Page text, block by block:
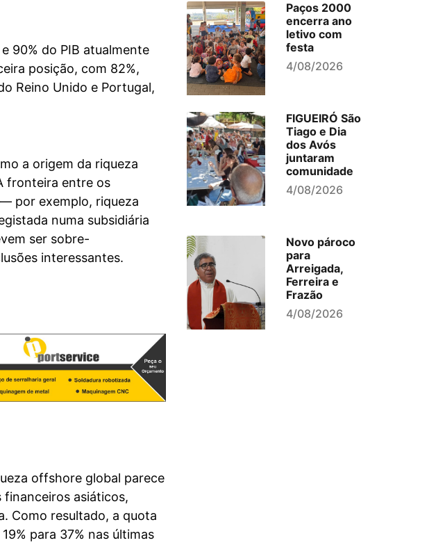
90% do PIB atualmente
posição, com 82%,
Reino Unido e Portugal,
a origem da riqueza
fronteira entre os
por exemplo, riqueza
numa subsidiária
ser sobre-
interessantes.
offshore global parece
financeiros asiáticos,
Como resultado, a quota
para 37% nas últimas
Paços 2000
encerra ano
letivo com
festa
4/08/2026
FIGUEIRÓ São
Tiago e Dia
dos Avós
juntaram
comunidade
4/08/2026
Novo pároco
para
Arreigada,
Ferreira e
Frazão
4/08/2026